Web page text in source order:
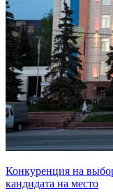
Конкуренция на
кандидата на место